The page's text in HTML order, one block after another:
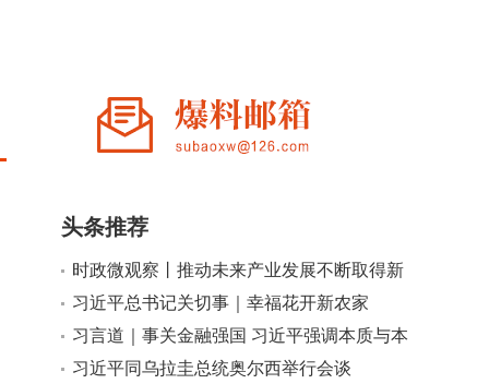
头条推荐
时政微观察丨推动未来产业发展不断取得新
突破
习近平总书记关切事｜幸福花开新农家
习言道｜事关金融强国 习近平强调本质与本
分
习近平同乌拉圭总统奥尔西举行会谈